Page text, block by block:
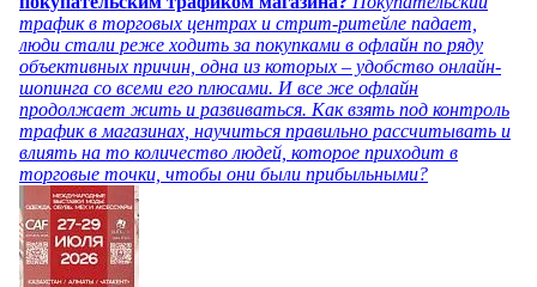
трафик в торговых центрах и стрит-ритейле падает,
люди стали реже ходить за покупками в офлайн по ряду
объективных причин, одна из которых – удобство онлайн-
шопинга со всеми его плюсами. И все же офлайн
продолжает жить и развиваться. Как взять под контроль
трафик в магазинах, научиться правильно рассчитывать и
влиять на то количество людей, которое приходит в
торговые точки, чтобы они были прибыльными?